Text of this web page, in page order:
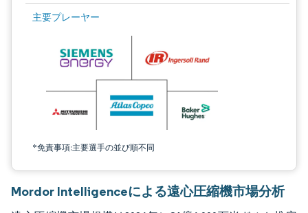
主要プレーヤー
*免責事項:主要選手の並び順不同
画像 © Mordor Intelligence。再利用にはCC BY 4.0の表示が必要です。
Mordor Intelligenceによる遠心圧縮機市場分析